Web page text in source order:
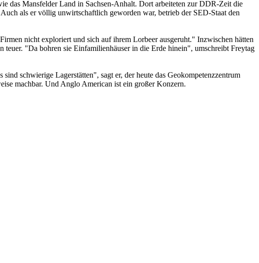
das Mansfelder Land in Sachsen-Anhalt. Dort arbeiteten zur DDR-Zeit die
als er völlig unwirtschaftlich geworden war, betrieb der SED-Staat den
nicht exploriert und sich auf ihrem Lorbeer ausgeruht." Inzwischen hätten
teuer. "Da bohren sie Einfamilienhäuser in die Erde hinein", umschreibt Freytag
schwierige Lagerstätten", sagt er, der heute das Geokompetenzzentrum
machbar. Und Anglo American ist ein großer Konzern.